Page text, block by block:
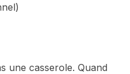
une casserole. Quand